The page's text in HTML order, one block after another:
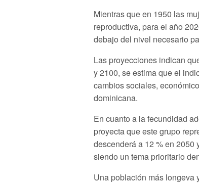
Mientras que en 1950 las
reproductiva, para el año
debajo del nivel necesario
Las proyecciones indican
y 2100, se estima que el
cambios sociales,
dominicana.
En cuanto a la fecundidad
proyecta que este grupo
descenderá a 12 % en 2050
siendo un tema prioritario
Una población más longeva